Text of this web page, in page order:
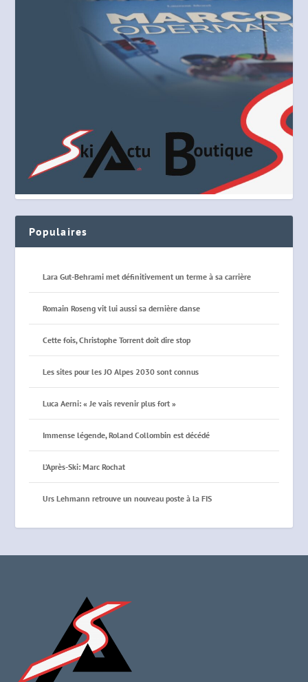
Populaires
Lara Gut-Behrami met définitivement un terme à sa carrière
Romain Roseng vit lui aussi sa dernière danse
Cette fois, Christophe Torrent doit dire stop
Les sites pour les JO Alpes 2030 sont connus
Luca Aerni: « Je vais revenir plus fort »
Immense légende, Roland Collombin est décédé
L’Après-Ski: Marc Rochat
Urs Lehmann retrouve un nouveau poste à la FIS